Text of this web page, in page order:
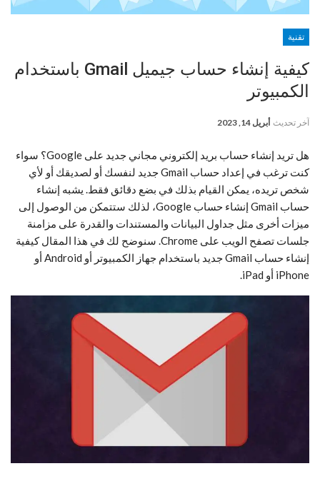
تقنية
كيفية إنشاء حساب جيميل Gmail باستخدام
الكمبيوتر
آخر تحديث أبريل 14, 2023
هل تريد إنشاء حساب بريد إلكتروني مجاني جديد على Google؟ سواء
كنت ترغب في إعداد حساب Gmail جديد لنفسك أو لصديقك أو لأي
شخص تريده، يمكن القيام بذلك في بضع دقائق فقط. يشبه إنشاء
حساب Gmail إنشاء حساب Google، لذلك ستتمكن من الوصول إلى
ميزات أخرى مثل جداول البيانات والمستندات والقدرة على مزامنة
جلسات تصفح الويب على Chrome
. سنوضح لك في هذا المقال كيفية
إنشاء حساب Gmail جديد باستخدام جهاز الكمبيوتر أو Android أو
iPhone أو iPad.